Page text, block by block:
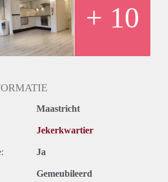
G/W/E en servicekosten
maand.
€ 1750,-
+ 10
Maastricht
Jekerkwartier
Ja
Gemeubileerd